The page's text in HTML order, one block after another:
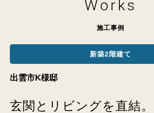
Works
施工事例
新築2階建て
出雲市K様邸
玄関とリビングを直結